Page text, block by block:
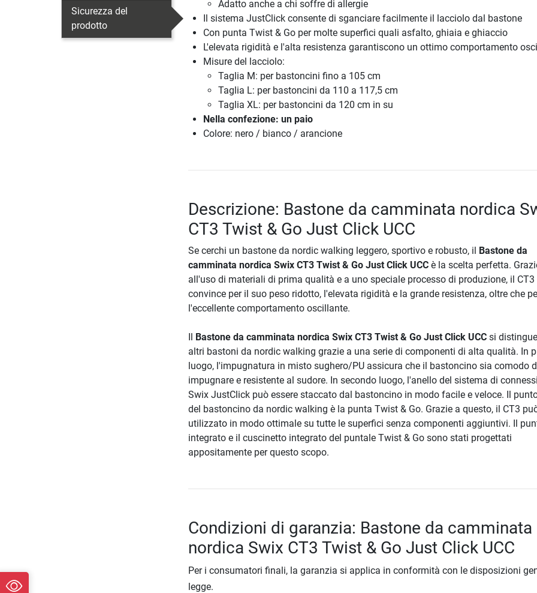
Sicurezza del
prodotto
Adatto anche a chi soffre di allergie
Il sistema JustClick consente di sganciare facilmente il lacciolo dal bastone
Con punta Twist & Go per molte superfici quali asfalto, ghiaia e ghiaccio
L'elevata rigidità e l'alta resistenza garantiscono un ottimo comportamento
Misure del lacciolo:
Taglia M: per bastoncini fino a 105 cm
Taglia L: per bastoncini da 110 a 117,5 cm
Taglia XL: per bastoncini da 120 cm in su
Nella confezione: un paio
Colore: nero / bianco / arancione
Descrizione: Bastone da camminata nordica
CT3 Twist & Go Just Click UCC
Se cerchi un bastone da nordic walking leggero, sportivo e robusto, il Bastone da
camminata nordica Swix CT3 Twist & Go Just Click UCCè la scelta perfetta.
all'uso di materiali di prima qualità e a uno speciale processo di produzione, il CT3
convince per il suo peso ridotto, l'elevata rigidità e la grande resistenza, oltre che
l'eccellente comportamento oscillante.
Il Bastone da camminata nordica Swix CT3 Twist & Go Just Click UCCsi
altri bastoni da nordic walking grazie a una serie di componenti di alta qualità. In
luogo, l'impugnatura in misto sughero/PU assicura che il bastoncino sia comodo
impugnare e resistente al sudore. In secondo luogo, l'anello del sistema di
Swix JustClick può essere staccato dal bastoncino in modo facile e veloce. Il
del bastoncino da nordic walking è la punta Twist & Go. Grazie a questo, il CT3
utilizzato in modo ottimale su tutte le superfici senza componenti aggiuntivi. Il
integrato e il cuscinetto integrato del puntale Twist & Go sono stati progettati
appositamente per questo scopo.
Condizioni di garanzia: Bastone da camminata
nordica Swix CT3 Twist & Go Just Click UCC
Per i consumatori finali, la garanzia si applica in conformità con le disposizioni
legge.